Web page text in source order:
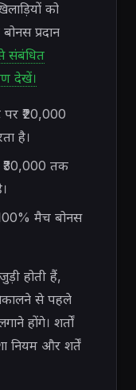
को
प्रदान
संबंधित
देखें।
₹20,000
है।
₹30,000 तक
मैच बोनस
होती हैं,
से पहले
होंगे। शर्तों
नियम और शर्तें